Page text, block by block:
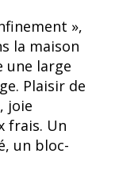
»,
la maison
une large
Plaisir de
joie
frais. Un
un bloc-